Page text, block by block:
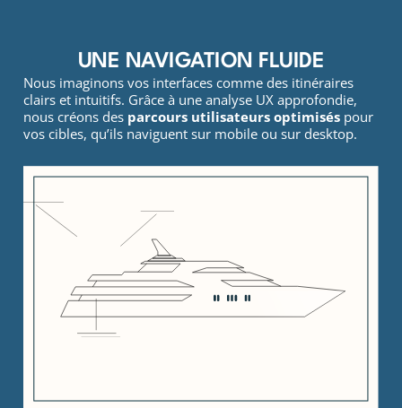
UNE NAVIGATION FLUIDE
Nous imaginons vos interfaces comme des itinéraires
clairs et intuitifs. Grâce à une analyse UX approfondie,
nous créons des parcours utilisateurs optimiséspour
vos cibles, qu’ils naviguent sur mobile ou sur desktop.